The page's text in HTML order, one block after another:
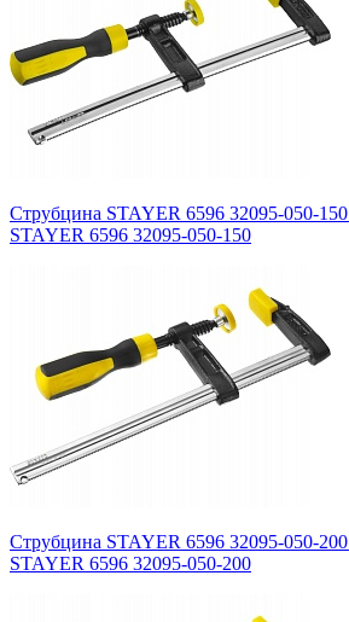
Струбцина STAYER 6596 32095-050-150
STAYER 6596 32095-050-150
Струбцина STAYER 6596 32095-050-200
STAYER 6596 32095-050-200